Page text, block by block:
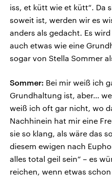
iss, et kütt wie et kütt“. Da
soweit ist, werden wir es
anders als gedacht. Es
auch etwas wie eine
sogar von Stella Sommer
Sommer: Bei mir weiß ich
Grundhaltung ist, aber…
weiß ich oft gar nicht, wo
Nachhinein hat mir eine
sie so klang, als wäre das
diesem ewigen nach
alles total geil sein“ – es
reichen, wenn etwas